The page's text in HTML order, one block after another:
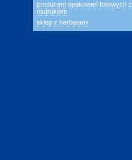
producent opakowań foliowych z
nadrukiem
sklep z herbatami